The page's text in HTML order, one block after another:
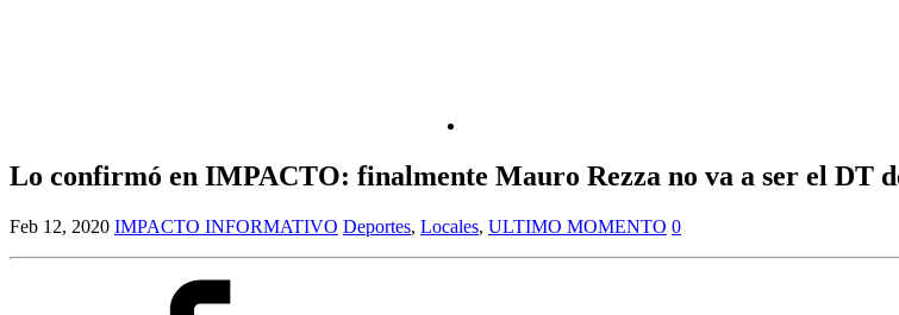
Lo confirmó en IMPACTO: finalmente Mauro Rezza no va a ser el DT
Feb 12, 2020 IMPACTO INFORMATIVO Deportes, Locales, ULTIMO MOMENTO 0